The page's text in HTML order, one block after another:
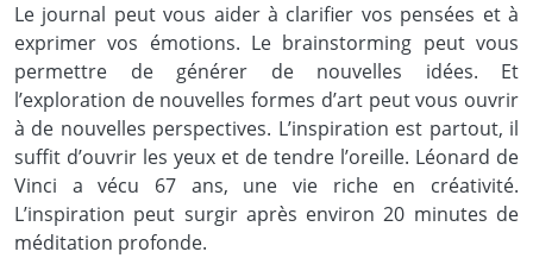
Le journal peut vous aider à clarifier vos pensées et à
exprimer vos émotions. Le brainstorming peut vous
permettre de générer de nouvelles idées. Et
l’exploration de nouvelles formes d’art peut vous ouvrir
à de nouvelles perspectives. L’inspiration est partout, il
suffit d’ouvrir les yeux et de tendre l’oreille. Léonard de
Vinci a vécu 67 ans, une vie riche en créativité.
L’inspiration peut surgir après environ 20 minutes de
méditation profonde.